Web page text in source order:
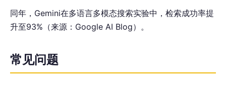
同年，Gemini在多语言多模态搜索实验中，检索成功率提
升至93%（来源：Google AI Blog）。
常见问题